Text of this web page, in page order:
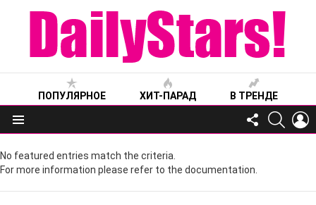
ПОПУЛЯРНОЕ ХИТ-ПАРАД В ТРЕНДЕ
Меню
FOLLOW
US
No featured entries match the criteria.
For more information please refer to the documentation.